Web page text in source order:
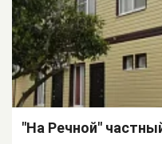
"На Речной"